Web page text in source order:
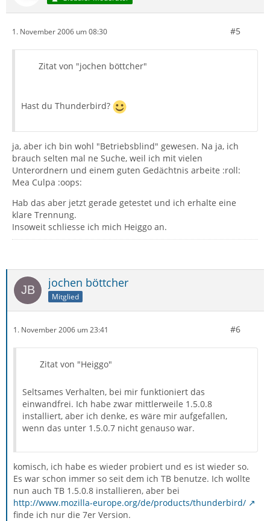
1. November 2006 um 08:30 #5
Zitat von "jochen böttcher"
Hast du Thunderbird?
ja, aber ich bin wohl "Betriebsblind" gewesen. Na ja, ich
brauch selten mal ne Suche, weil ich mit vielen
Unterordnern und einem guten Gedächtnis arbeite :roll:
Mea Culpa :oops:
Hab das aber jetzt gerade getestet und ich erhalte eine
klare Trennung.
Insoweit schliesse ich mich Heiggo an.
jochen böttcher
Mitglied
1. November 2006 um 23:41 #6
Zitat von "Heiggo"
Seltsames Verhalten, bei mir funktioniert das
einwandfrei. Ich habe zwar mittlerweile 1.5.0.8
installiert, aber ich denke, es wäre mir aufgefallen,
wenn das unter 1.5.0.7 nicht genauso war.
komisch, ich habe es wieder probiert und es ist wieder so.
Es war schon immer so seit dem ich TB benutze. Ich wollte
nun auch TB 1.5.0.8 installieren, aber bei
http://www.mozilla-europe.org/de/products/thunderbird/
finde ich nur die 7er Version.